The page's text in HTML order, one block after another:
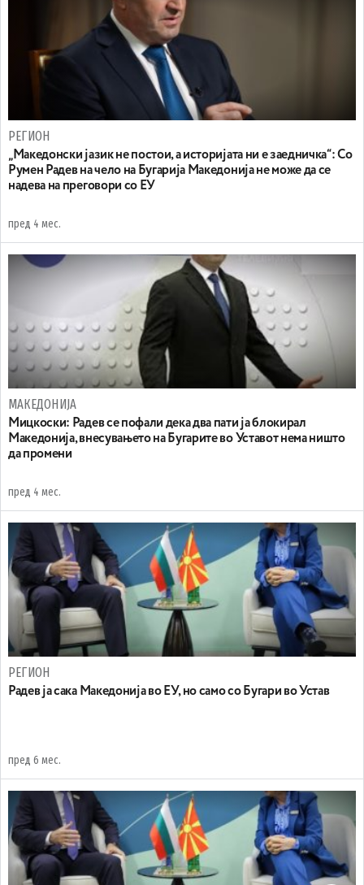
РЕГИОН
„Македонски јазик не постои, а историјата ни е заедничка“: Со
Румен Радев на чело на Бугарија Македонија не може да се
надева на преговори со ЕУ
пред 4 мес.
МАКЕДОНИЈА
Mицкоски: Радев се пофали дека два пати ја блокирал
Македонија, внесувањето на Бугарите во Уставот нема ништо
да промени
пред 4 мес.
РЕГИОН
Радев ја сака Македонија во ЕУ, но само со Бугари во Устав
пред 6 мес.